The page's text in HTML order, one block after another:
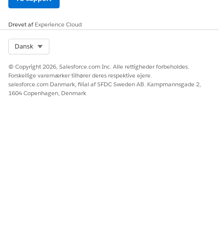
LØSTE DENNE ARTIKEL DIT PROBLEM?
Ja Nej
Drevet afExperience Cloud
Dansk
© Copyright 2026, Salesforce.com Inc. Alle rettigheder forbeholdes.
Forskellige varemærker tilhører deres respektive ejere.
salesforce.com Danmark, filial af SFDC Sweden AB. Kampmannsgade 2,
1604 Copenhagen, Denmark